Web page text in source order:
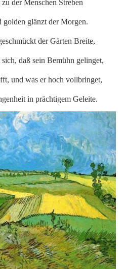
zu der Menschen Streben
glänzt der Morgen.
der Gärten Breite,
daß sein Bemühn gelinget,
und was er hoch vollbringet,
in prächtigem Geleite.